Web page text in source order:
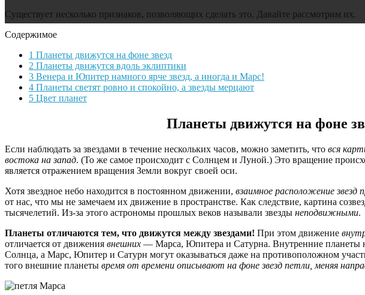
Существует несколько признаков, позволяющих сделать это. Давайте рассмотрим их.
Содержимое
1 Планеты движутся на фоне звезд
2 Планеты движутся вдоль эклиптики
3 Венера и Юпитер намного ярче звезд, а иногда и Марс!
4 Планеты светят ровно и спокойно, а звезды мерцают
5 Цвет планет
Планеты движутся на фоне
Если наблюдать за звездами в течение нескольких часов, можно заметить, что вся
востока на запад. (То же самое происходит с Солнцем и Луной.) Это вращение
является отражением вращения Земли вокруг своей оси.
Хотя звездное небо находится в постоянном движении, взаимное расположение звезд
от нас, что мы не замечаем их движение в пространстве. Как следствие, картина
тысячелетий. Из-за этого астрономы прошлых веков называли звезды неподвижными.
Планеты отличаются тем, что движутся между звездами! При этом движение
отличается от движения внешних — Марса, Юпитера и Сатурна. Внутренние планеты
Солнца, а Марс, Юпитер и Сатурн могут оказываться даже на противоположном
того внешние планеты время от времени описывают на фоне звезд петли, меняя